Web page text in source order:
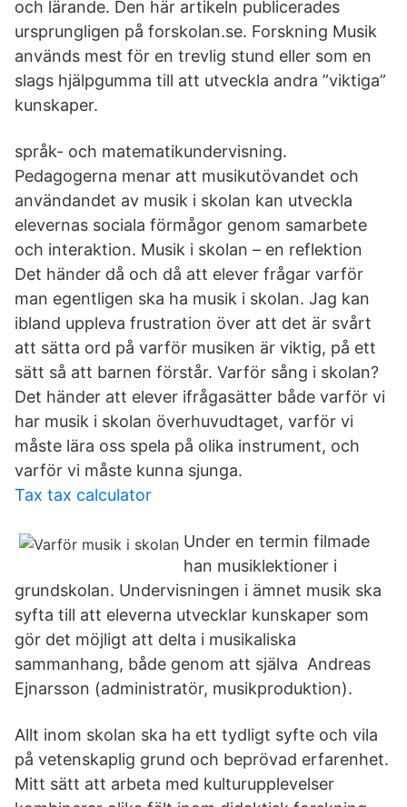
och lärande. Den här artikeln publicerades
ursprungligen på forskolan.se. Forskning Musik
används mest för en trevlig stund eller som en
slags hjälpgumma till att utveckla andra ”viktiga”
kunskaper.
språk- och matematikundervisning.
Pedagogerna menar att musikutövandet och
användandet av musik i skolan kan utveckla
elevernas sociala förmågor genom samarbete
och interaktion. Musik i skolan – en reflektion
Det händer då och då att elever frågar varför
man egentligen ska ha musik i skolan. Jag kan
ibland uppleva frustration över att det är svårt
att sätta ord på varför musiken är viktig, på ett
sätt så att barnen förstår. Varför sång i skolan?
Det händer att elever ifrågasätter både varför vi
har musik i skolan överhuvudtaget, varför vi
måste lära oss spela på olika instrument, och
varför vi måste kunna sjunga.
Tax tax calculator
Under en termin filmade
han musiklektioner i
grundskolan. Undervisningen i ämnet musik ska
syfta till att eleverna utvecklar kunskaper som
gör det möjligt att delta i musikaliska
sammanhang, både genom att själva Andreas
Ejnarsson (administratör, musikproduktion).
Allt inom skolan ska ha ett tydligt syfte och vila
på vetenskaplig grund och beprövad erfarenhet.
Mitt sätt att arbeta med kulturupplevelser